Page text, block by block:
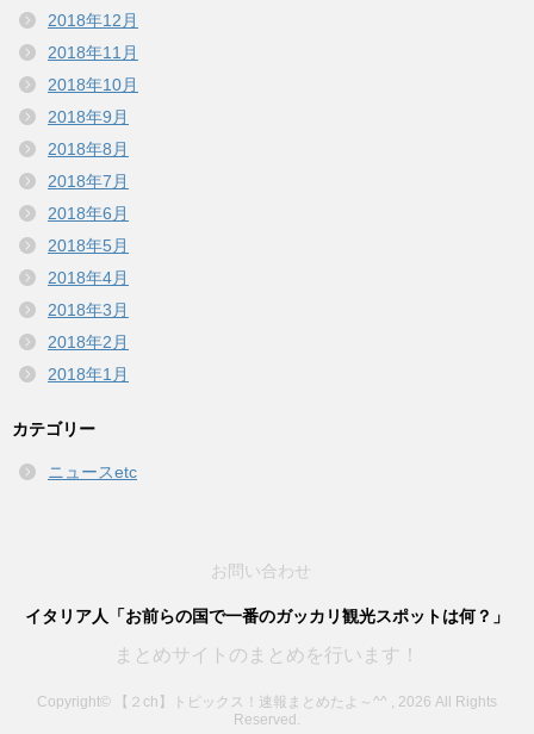
2018年12月
2018年11月
2018年10月
2018年9月
2018年8月
2018年7月
2018年6月
2018年5月
2018年4月
2018年3月
2018年2月
2018年1月
カテゴリー
ニュースetc
お問い合わせ
イタリア人「お前らの国で一番のガッカリ観光スポットは何？」
まとめサイトのまとめを行います！
Copyright© 【２ch】トピックス！速報まとめたよ～^^ , 2026 All Rights
Reserved.